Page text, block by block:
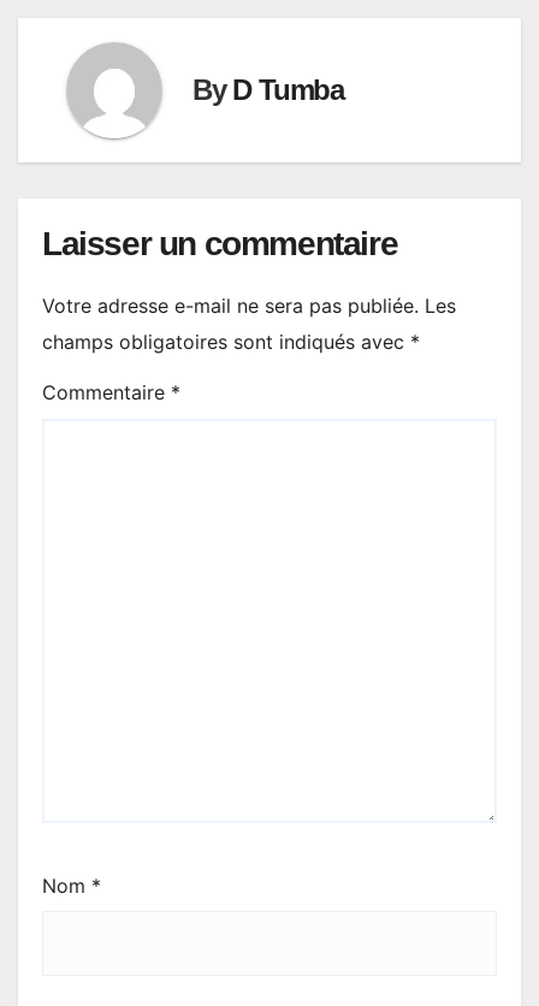
ByD Tumba
Laisser un commentaire
Votre adresse e-mail ne sera pas publiée. Les
champs obligatoires sont indiqués avec *
Commentaire *
Nom *